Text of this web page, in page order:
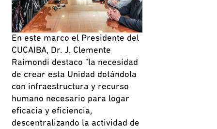
En este marco el Presidente del
CUCAIBA, Dr. J. Clemente
Raimondi destaco "la necesidad
de crear esta Unidad dotándola
con infraestructura y recurso
humano necesario para logar
eficacia y eficiencia,
descentralizando la actividad de